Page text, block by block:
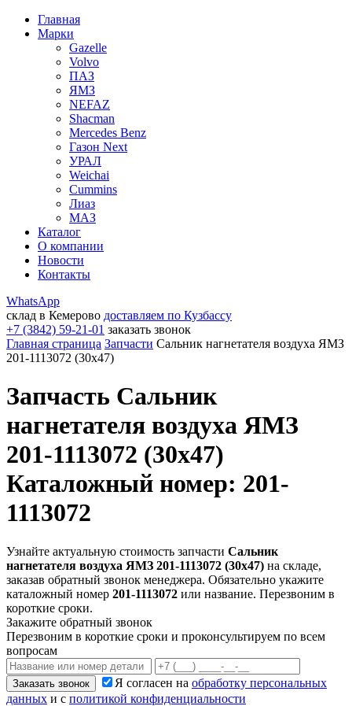
Главная
Марки
Gazelle
Volvo
ПАЗ
ЯМЗ
NEFAZ
Shacman
Mercedes Benz
Газон Next
УРАЛ
Weichai
Cummins
Лиаз
МАЗ
Каталог
О компании
Новости
Контакты
WhatsApp
склад в Кемерово доставляем по Кузбассу
+7 (3842) 59-21-01 заказать звонок
Главная страница Запчасти Сальник нагнетателя воздуха ЯМЗ
201-1113072 (30х47)
Запчасть Сальник
нагнетателя воздуха ЯМЗ
201-1113072 (30х47)
Каталожный номер: 201-
1113072
Узнайте актуальную стоимость запчасти Сальник
нагнетателя воздуха ЯМЗ 201-1113072 (30х47) на складе,
заказав обратный звонок менеджера. Обязательно укажите
каталожный номер 201-1113072 или название. Перезвоним в
короткие сроки.
Закажите обратный звонок
Перезвоним в короткие сроки и проконсультируем по всем
вопросам
Заказать звонок Я согласен на обработку персональных
данных и с политикой конфиденциальности